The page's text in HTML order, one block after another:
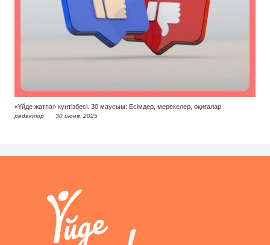
«Үйде жатпа» күнтізбесі. 30 маусым: Есімдер, мерекелер, оқиғалар
редактор 30 июня, 2025